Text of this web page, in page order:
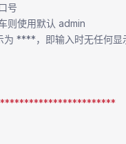
号
则使用默认 admin
****，即输入时无任何显